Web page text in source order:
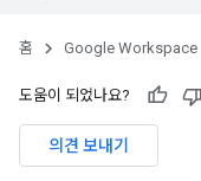
홈 Google Workspace
도움이 되었나요?
의견 보내기